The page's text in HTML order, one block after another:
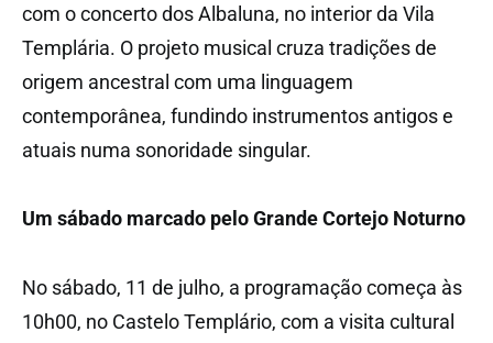
com o concerto dos Albaluna, no interior da Vila
Templária. O projeto musical cruza tradições de
origem ancestral com uma linguagem
contemporânea, fundindo instrumentos antigos e
atuais numa sonoridade singular.
Um sábado marcado pelo Grande Cortejo Noturno
No sábado, 11 de julho, a programação começa às
10h00, no Castelo Templário, com a visita cultural